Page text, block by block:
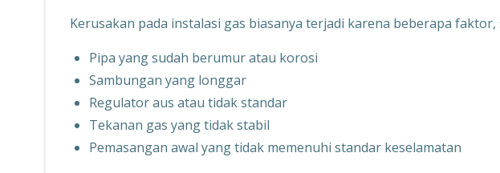
Kerusakan pada instalasi gas biasanya terjadi karena beberapa faktor,
Pipa yang sudah berumur atau korosi
Sambungan yang longgar
Regulator aus atau tidak standar
Tekanan gas yang tidak stabil
Pemasangan awal yang tidak memenuhi standar keselamatan